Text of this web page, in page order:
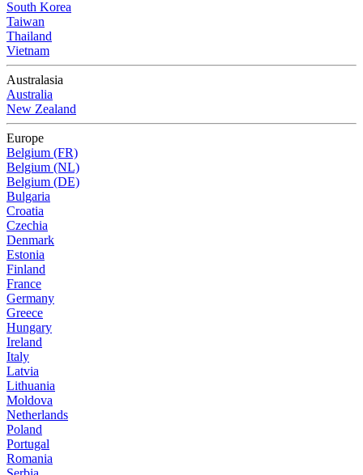
South Korea
Taiwan
Thailand
Vietnam
Australasia
Australia
New Zealand
Europe
Belgium (FR)
Belgium (NL)
Belgium (DE)
Bulgaria
Croatia
Czechia
Denmark
Estonia
Finland
France
Germany
Greece
Hungary
Ireland
Italy
Latvia
Lithuania
Moldova
Netherlands
Poland
Portugal
Romania